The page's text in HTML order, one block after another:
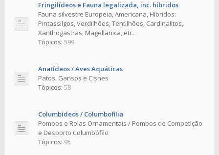
Fringilídeos e Fauna legalizada, inc. híbridos
Fauna silvestre Europeia, Americana, Híbridos:
Pintassilgos, Verdilhões, Tentilhões, Cardinalitos,
Xanthogastras, Magellanica, etc.
Tópicos: 599
Anatídeos / Aves Aquáticas
Patos, Gansos e Cisnes
Tópicos: 58
Columbídeos / Columbofilia
Pombos e Rolas Ornamentais / Pombos de Competição
e Desporto Columbófilo
Tópicos: 95